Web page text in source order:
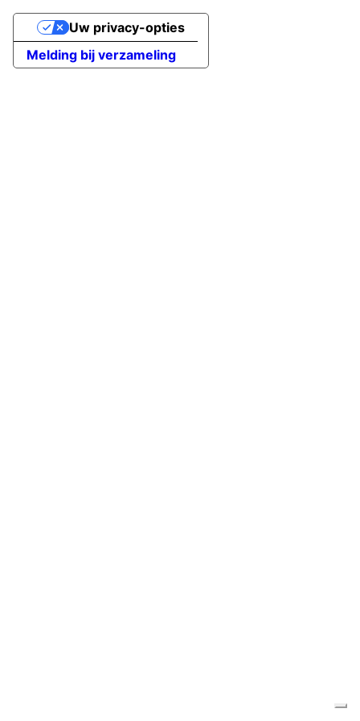
Melding bij verzameling
Uw privacy-opties